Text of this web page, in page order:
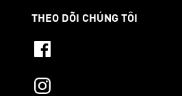
THEO DÕI CHÚNG TÔI